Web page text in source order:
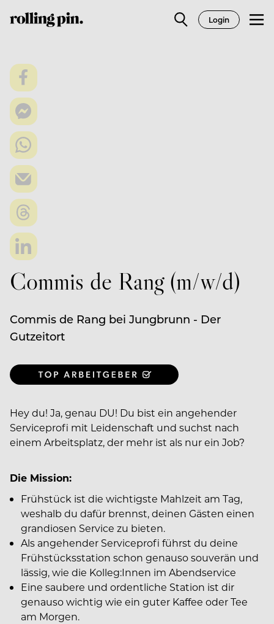
Login
Commis de Rang (m/w/d)
Commis de Rang bei Jungbrunn - Der
Gutzeitort
Hey du! Ja, genau DU! Du bist ein angehender
Serviceprofi mit Leidenschaft und suchst nach
einem Arbeitsplatz, der mehr ist als nur ein Job?
Die Mission:
Frühstück ist die wichtigste Mahlzeit am Tag,
weshalb du dafür brennst, deinen Gästen einen
grandiosen Service zu bieten.
Als angehender Serviceprofi führst du deine
Frühstücksstation schon genauso souverän und
lässig, wie die Kolleg:Innen im Abendservice
Eine saubere und ordentliche Station ist dir
genauso wichtig wie ein guter Kaffee oder Tee
am Morgen.